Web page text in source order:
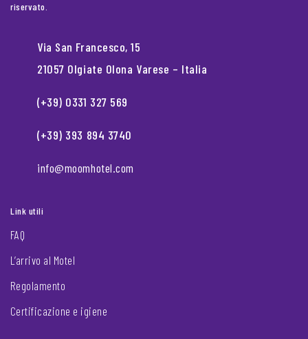
riservato.
Via San Francesco, 15
21057 Olgiate Olona Varese – Italia
(+39) 0331 327 569
(+39) 393 894 3740
info@moomhotel.com
Link utili
FAQ
L’arrivo al Motel
Regolamento
Certificazione e igiene